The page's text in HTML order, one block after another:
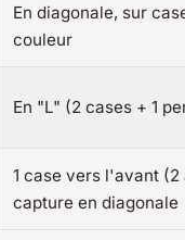
En diagonale, sur
couleur
En "L" (2 cases + 1
1 case vers l'avant (2
capture en diagonale